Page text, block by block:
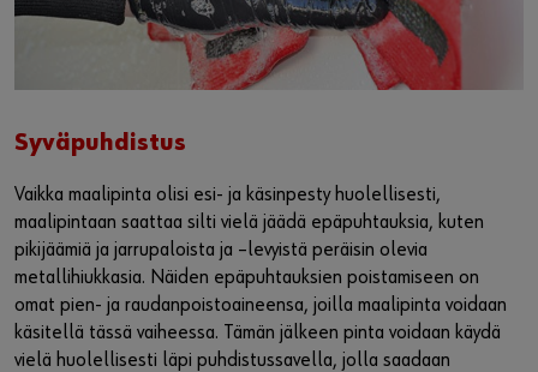
Syväpuhdistus
Vaikka maalipinta olisi esi- ja käsinpesty huolellisesti,
maalipintaan saattaa silti vielä jäädä epäpuhtauksia, kuten
pikijäämiä ja jarrupaloista ja –levyistä peräisin olevia
metallihiukkasia. Näiden epäpuhtauksien poistamiseen on
omat pien- ja raudanpoistoaineensa, joilla maalipinta voidaan
käsitellä tässä vaiheessa. Tämän jälkeen pinta voidaan käydä
vielä huolellisesti läpi puhdistussavella, jolla saadaan